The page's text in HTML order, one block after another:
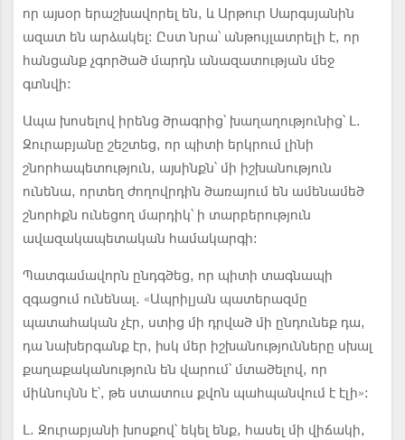
որ այսօր երաշխավորել են, և Արթուր Սարգսյանին
ազատ են արձակել: Ըստ նրա՝ անթույլատրելի է, որ
հանցանք չգործած մարդն անազատության մեջ
գտնվի:
Ապա խոսելով իրենց ծրագրից՝ խաղաղությունից՝ Լ.
Զուրաբյանը շեշտեց, որ պիտի երկրում լինի
շնորհապետություն, այսինքն՝ մի իշխանություն
ունենա, որտեղ ժողովրդին ծառայում են ամենամեծ
շնորհքն ունեցող մարդիկ՝ ի տարբերություն
ավազակապետական համակարգի:
Պատգամավորն ընդգծեց, որ պիտի տագնապի
զգացում ունենալ. «Ապրիլյան պատերազմը
պատահական չէր, ստից մի դրված մի ընդունեք դա,
դա նախերգանք էր, իսկ մեր իշխանությունները սխալ
քաղաքականություն են վարում՝ մտածելով, որ
միևնույնն է՝, թե ստատուս քվոն պահպանվում է էլի»:
Լ. Զուրաբյանի խոսքով՝ եկել ենք, հասել մի վիճակի,